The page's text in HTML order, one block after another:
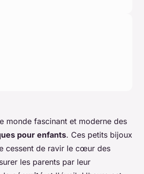
monde fascinant et moderne des
pour enfants. Ces petits bijoux
cessent de ravir le cœur des
les parents par leur